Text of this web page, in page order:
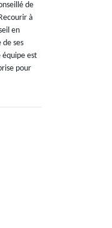
de
à
en
ses
équipe est
pour